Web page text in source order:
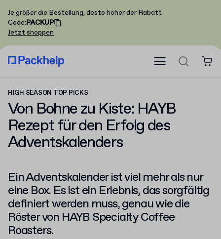
Je größer die Bestellung, desto höher der Rabatt
Code:PACKUP
Jetzt shoppen
HIGH SEASON TOP PICKS
Von Bohne zu Kiste: HAYB
Rezept für den Erfolg des
Adventskalenders
Ein Adventskalender ist viel mehr als nur
eine Box. Es ist ein Erlebnis, das sorgfältig
definiert werden muss, genau wie die
Röster von HAYB Specialty Coffee
Roasters.